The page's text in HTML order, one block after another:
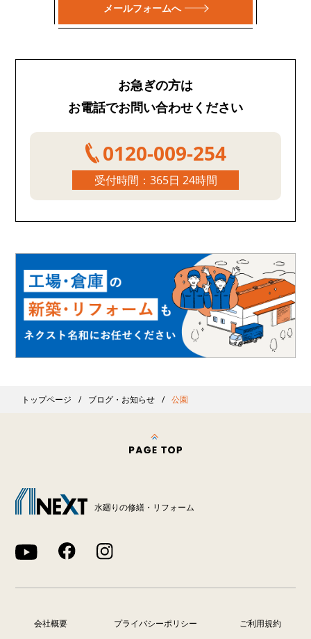
メールフォームへ
お急ぎの方は
お電話でお問い合わせください
0120-009-254
受付時間：365日 24時間
トップページ ブログ・お知らせ 公園
水廻りの修繕・リフォーム
会社概要 プライバシーポリシー ご利用規約